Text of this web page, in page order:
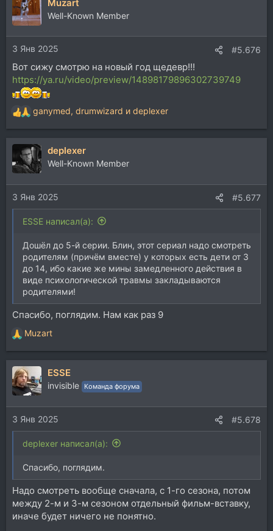
к
ц
и
и
:
Muzart
Well-Known Member
3 Янв 2025 #5.676
Вот сижу смотрю на новый год щедевр!!!
https://ya.ru/video/preview/14898179896302739749
Р
е
а
ц
и
и
:
ganymed, drumwizard и deplexer
deplexer
Well-Known Member
3 Янв 2025 #5.677
ESSE написал(а):
Дошёл до 5-й серии. Блин, этот сериал надо смотреть
родителям (причём вместе) у которых есть дети от 3
до 14, ибо какие же мины замедленного действия в
виде психологической травмы закладываются
родителями!
Спасибо, поглядим. Нам как раз 9
Р
е
а
к
ц
и
и
:
Muzart
ESSE
invisible Команда форума
3 Янв 2025 #5.678
deplexer написал(а):
Спасибо, поглядим.
Надо смотреть вообще сначала, с 1-го сезона, потом
между 2-м и 3-м сезоном отдельный фильм-вставку,
иначе будет ничего не понятно.